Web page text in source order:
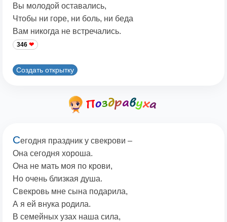
Вы молодой оставались,
Чтобы ни горе, ни боль, ни беда
Вам никогда не встречались.
346
Создать открытку
Сегодня праздник у свекрови –
Она сегодня хороша.
Она не мать моя по крови,
Но очень близкая душа.
Свекровь мне сына подарила,
А я ей внука родила.
В семейных узах наша сила,